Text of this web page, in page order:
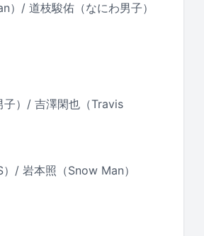
/ 道枝駿佑（なにわ男子）
）/ 吉澤閑也（Travis
/ 岩本照（Snow Man）